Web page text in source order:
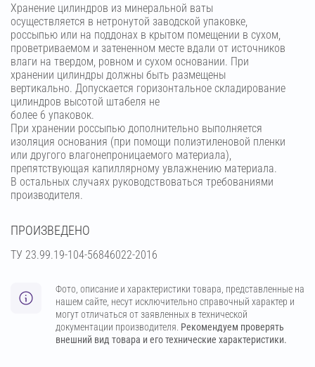
Хранение цилиндров из минеральной ваты
осуществляется в нетронутой заводской упаковке,
россыпью или на поддонах в крытом помещении в сухом,
проветриваемом и затененном месте вдали от источников
влаги на твердом, ровном и сухом основании. При
хранении цилиндры должны быть размещены
вертикально. Допускается горизонтальное складирование
цилиндров высотой штабеля не
более 6 упаковок.
При хранении россыпью дополнительно выполняется
изоляция основания (при помощи полиэтиленовой пленки
или другого влагонепроницаемого материала),
препятствующая капиллярному увлажнению материала.
В остальных случаях руководствоваться требованиями
производителя.
ПРОИЗВЕДЕНО
ТУ 23.99.19-104-56846022-2016
Фото, описание и характеристики товара, представленные на
нашем сайте, несут исключительно справочный характер и
могут отличаться от заявленных в технической
документации производителя. Рекомендуем проверять
внешний вид товара и его технические характеристики.